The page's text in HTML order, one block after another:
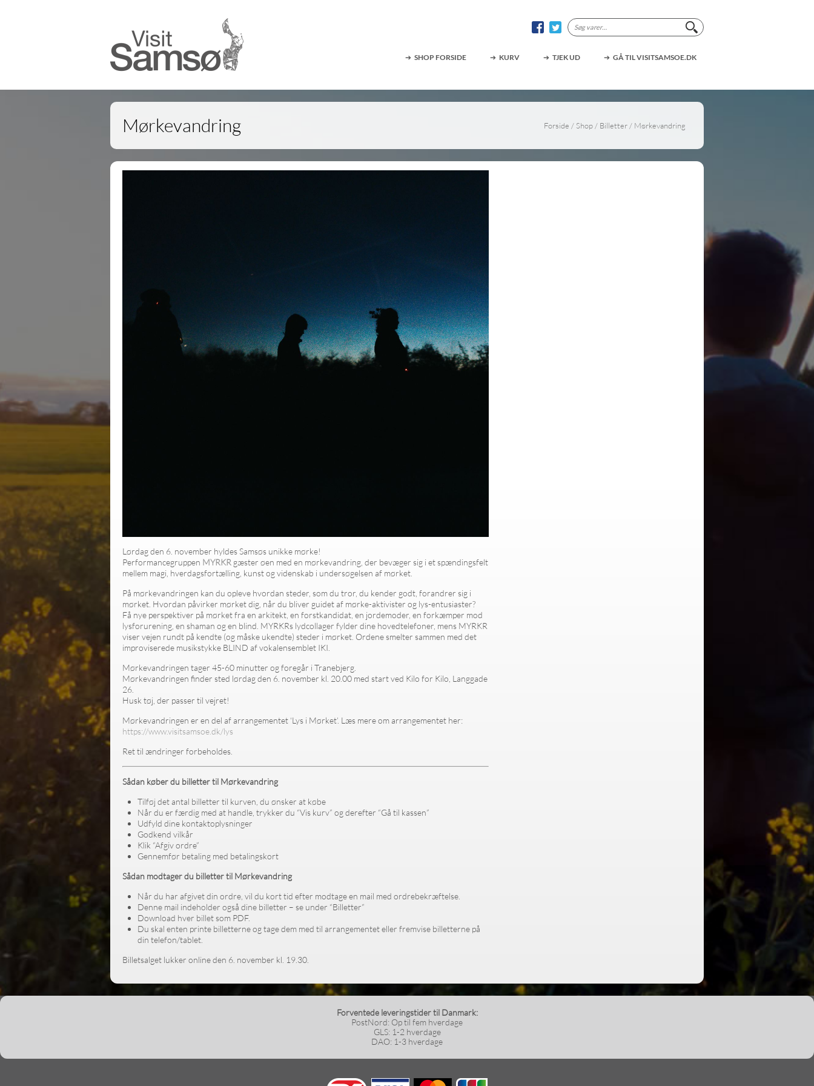
Søg
efter:
SHOP FORSIDE KURV TJEK UD GÅ TIL VISITSAMSOE.DK
Forside /Shop / Billetter / Mørkevandring
Mørkevandring
Lørdag den 6. november hyldes Samsøs unikke mørke!
Performancegruppen MYRKR gæster øen med en mørkevandring, der bevæger sig i et spændingsfelt
mellem magi, hverdagsfortælling, kunst og videnskab i undersøgelsen af mørket.
På mørkevandringen kan du opleve hvordan steder, som du tror, du kender godt, forandrer sig i
mørket. Hvordan påvirker mørket dig, når du bliver guidet af mørke-aktivister og lys-entusiaster?
Få nye perspektiver på mørket fra en arkitekt, en forstkandidat, en jordemoder, en forkæmper mod
lysforurening, en shaman og en blind. MYRKRs lydcollager fylder dine hovedtelefoner, mens MYRKR
viser vejen rundt på kendte (og måske ukendte) steder i mørket. Ordene smelter sammen med det
improviserede musikstykke BLIND af vokalensemblet IKI.
Mørkevandringen tager 45-60 minutter og foregår i Tranebjerg.
Mørkevandringen finder sted lørdag den 6. november kl. 20.00 med start ved Kilo for Kilo, Langgade
26.
Husk tøj, der passer til vejret!
Mørkevandringen er en del af arrangementet ‘Lys i Mørket’. Læs mere om arrangementet her:
https://www.visitsamsoe.dk/lys
Ret til ændringer forbeholdes.
Sådan køber du billetter til Mørkevandring
Tilføj det antal billetter til kurven, du ønsker at købe
Når du er færdig med at handle, trykker du “Vis kurv” og derefter “Gå til kassen”
Udfyld dine kontaktoplysninger
Godkend vilkår
Klik “Afgiv ordre”
Gennemfør betaling med betalingskort
Sådan modtager du billetter til Mørkevandring
Når du har afgivet din ordre, vil du kort tid efter modtage en mail med ordrebekræftelse.
Denne mail indeholder også dine billetter – se under “Billetter”
Download hver billet som PDF.
Du skal enten printe billetterne og tage dem med til arrangementet eller fremvise billetterne på
din telefon/tablet.
Billetsalget lukker online den 6. november kl. 19.30.
Forventede leveringstider til Danmark:
PostNord: Op til fem hverdage
GLS: 1-2 hverdage
DAO: 1-3 hverdage